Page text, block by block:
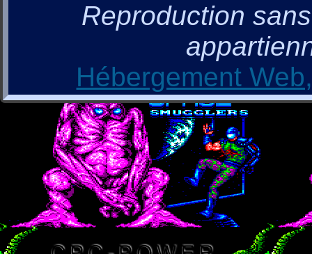
Reproduction
Hébergement